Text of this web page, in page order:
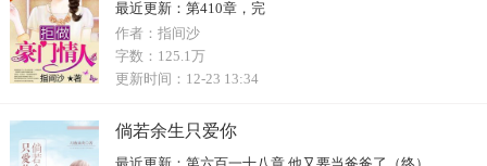
最近更新： 第410章，完
作者： 指间沙
字数： 125.1万
更新时间： 12-23 13:34
倘若余生只爱你